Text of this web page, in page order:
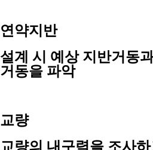
연약지반
설계 시 예상 지반거동
거동을 파악
교량
교량의 내구력을 조사